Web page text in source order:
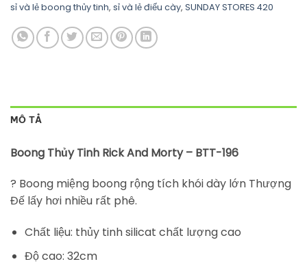
sỉ và lẻ boong thủy tinh, sỉ và lẻ điếu cày, SUNDAY STORES 420
MÔ TẢ
Boong Thủy Tinh Rick And Morty – BTT-196
? Boong miệng boong rộng tích khói dày lớn Thượng
Đế lấy hơi nhiều rất phê.
Chất liệu: thủy tinh silicat chất lượng cao
Độ cao: 32cm